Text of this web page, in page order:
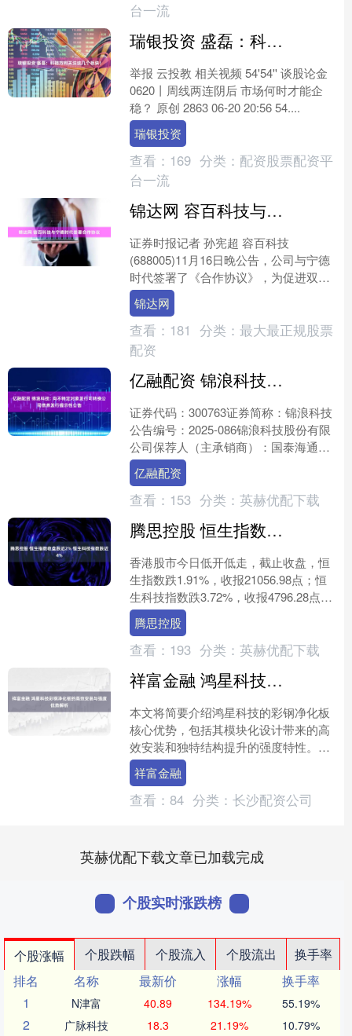
台一流
瑞银投资 盛磊：科技方向关注这几个板块！
举报 云投教 相关视频 54'54'' 谈股论金
0620丨周线两连阴后 市场何时才能企
稳？ 原创 2863 06-20 20:56 54....
瑞银投资
查看： 169 分类： 配资股票配资平
台一流
锦达网 容百科技与宁德时代签署合作协议
证券时报记者 孙宪超 容百科技
(688005)11月16日晚公告，公司与宁德
时代签署了《合作协议》，为促进双方
在电池和材料领域的市场、战略、商
务、技术、产品开发....
锦达网
查看： 181 分类： 最大最正规股票
配资
亿融配资 锦浪科技: 向不特定对象发行可转换公司债券发行提示性公告
证券代码：300763证券简称：锦浪科技
公告编号：2025-086锦浪科技股份有限
公司保荐人（主承销商）：国泰海通证
券股份有限公司本公司及董事会全体成
员保证信息....
亿融配资
查看： 153 分类： 英赫优配下载
腾思控股 恒生指数收盘跌近2% 恒生科技指数跌近4%
香港股市今日低开低走，截止收盘，恒
生指数跌1.91%，收报21056.98点；恒
生科技指数跌3.72%，收报4796.28点。
南向资金今日净买入78.94亿港元....
腾思控股
查看： 193 分类： 英赫优配下载
祥富金融 鸿星科技彩钢净化板的高效安装与强度优势解析
本文将简要介绍鸿星科技的彩钢净化板
核心优势，包括其模块化设计带来的高
效安装和独特结构提升的强度特性。核
心内容涵盖模块化组件如何实现快速拼
装，节省时间和成本；以及....
祥富金融
查看： 84 分类： 长沙配资公司
英赫优配下载文章已加载完成
个股实时涨跌榜
个股涨幅 个股跌幅 个股流入 个股流出
换手率
排名
名称 最新价 涨幅
换手率
1
N津富 40.89 134.19% 55.19%
2 广脉科技 18.3 21.19% 10.79%